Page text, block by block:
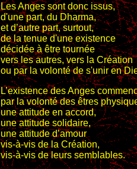
Les Anges sont donc issus,
d'une part, du Dharma,
et d’autre part, surtout,
de la tenue d'une existence
décidée à être tournée
vers les autres, vers la Création
ou par la volonté de s'unir en
L’existence des Anges
par la volonté des êtres
une attitude en accord,
une attitude solidaire,
une attitude d’amour
vis-à-vis de la Création,
vis-à-vis de leurs semblables.